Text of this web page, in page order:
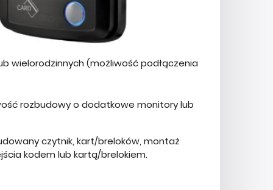
(możliwość podłączenia
rozbudowy o dodatkowe monitory lub
czytnik, kart/breloków, montaż
kodem lub kartą/brelokiem.